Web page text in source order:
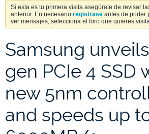
Si esta es tu primera visita asegúrate de revisar
anterior. En necesario registrase antes de poder
ver mensajes, selecciona el foro que quieres
Samsung
gen PCIe 4 SSD
new 5nm
and speeds up